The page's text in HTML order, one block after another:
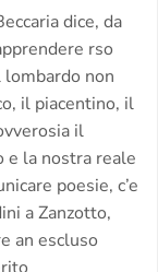
dice, da
rso
non
il piacentino, il
il
e la nostra reale
poesie, c’e
a Zanzotto,
an escluso